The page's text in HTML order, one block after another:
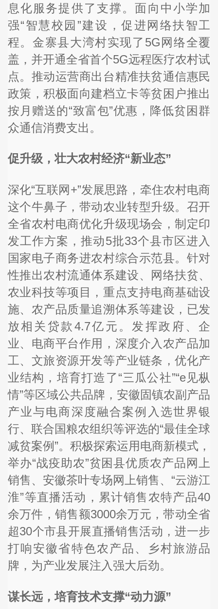
息化服务提供了支撑。面向中小学加
强“智慧校园”建设，促进网络扶智工
程。金寨县大湾村实现了5G网络全覆
盖，并开通全省首个5G远程医疗农村试
点。推动运营商出台精准扶贫通信惠民
政策，积极面向建档立卡等贫困户推出
按月赠送的“致富包”优惠，降低贫困群
众通信消费支出。
促升级，壮大农村经济“新业态”
深化“互联网+”发展思路，牵住农村电商
这个牛鼻子，带动农业转型升级。召开
全省农村电商优化升级现场会，制定印
发工作方案，推动5批33个县市区进入
国家电子商务进农村综合示范县。针对
性推出农村流通体系建设、网络扶贫、
农业科技等项目，重点支持电商基础设
施、农产品质量追溯体系等建设，已发
放相关贷款4.7亿元。发挥政府、企
业、电商平台作用，深度介入农产品加
工、文旅资源开发等产业链条，优化产
业结构，培育打造了“三瓜公社”“e见枞
情”等区域公共品牌，安徽固镇农副产品
产业与电商深度融合案例入选世界银
行、联合国粮农组织等评选的“最佳全球
减贫案例”。积极探索运用电商新模式，
举办“战疫助农”贫困县优质农产品网上
销售、安徽茶叶专场网上销售、“云游江
淮”等直播活动，累计销售农特产品40
余万件，销售额3000余万元，带动全省
超30个市县开展直播销售活动，进一步
打响安徽省特色农产品、乡村旅游品
牌，为产业发展注入强大后劲。
谋长远，培育技术支撑“动力源”